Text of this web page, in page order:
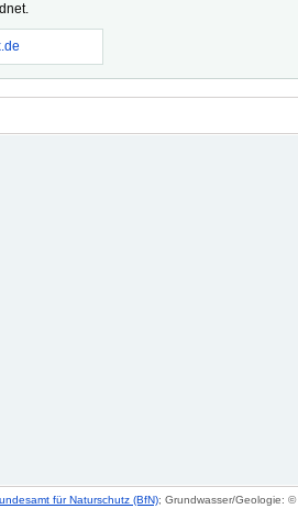
für Naturschutz (BfN); Grundwasser/Geologie: ©